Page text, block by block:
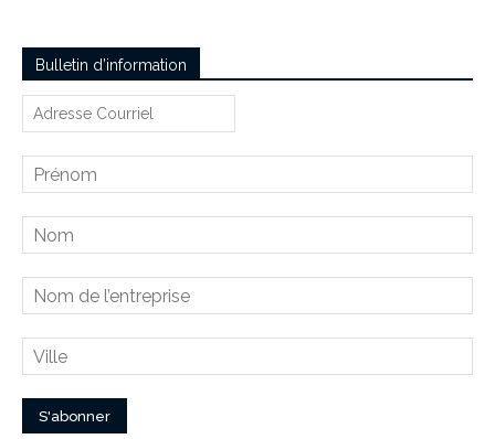
Bulletin d’information